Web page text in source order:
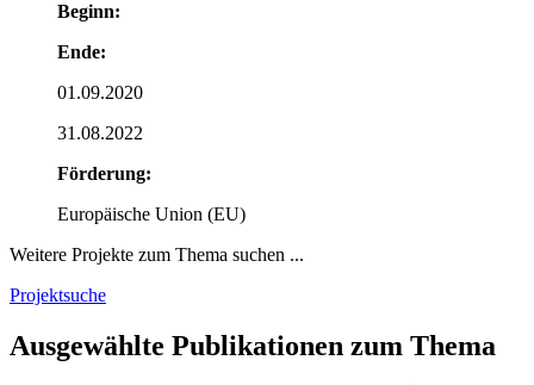
Beginn:
Ende:
01.09.2020
31.08.2022
Förderung:
Europäische Union (EU)
Weitere Projekte zum Thema suchen ...
Projektsuche
Ausgewählte Publikationen zum Thema